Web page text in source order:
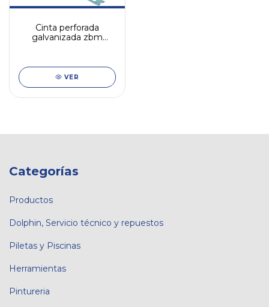
Cinta perforada
galvanizada zbm
VER
Categorías
Productos
Dolphin, Servicio técnico y repuestos
Piletas y Piscinas
Herramientas
Pintureria